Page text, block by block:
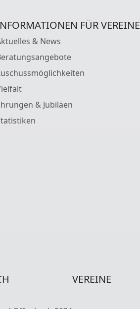
FÜR VEREINE
& News
& Jubiläen
VEREINE